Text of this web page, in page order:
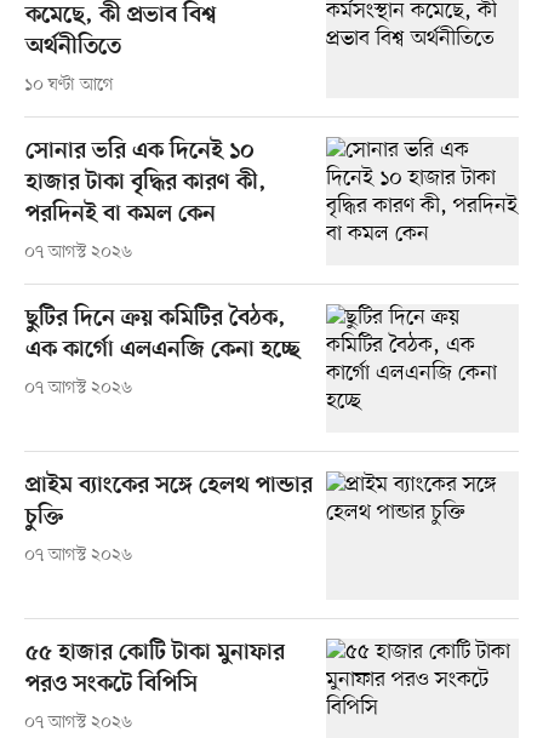
কমেছে, কী প্রভাব বিশ্ব
অর্থনীতিতে
১০ ঘণ্টা আগে
সোনার ভরি এক দিনেই ১০
হাজার টাকা বৃদ্ধির কারণ কী,
পরদিনই বা কমল কেন
০৭ আগস্ট ২০২৬
ছুটির দিনে ক্রয় কমিটির বৈঠক,
এক কার্গো এলএনজি কেনা হচ্ছে
০৭ আগস্ট ২০২৬
প্রাইম ব্যাংকের সঙ্গে হেলথ পান্ডার
চুক্তি
০৭ আগস্ট ২০২৬
৫৫ হাজার কোটি টাকা মুনাফার
পরও সংকটে বিপিসি
০৭ আগস্ট ২০২৬